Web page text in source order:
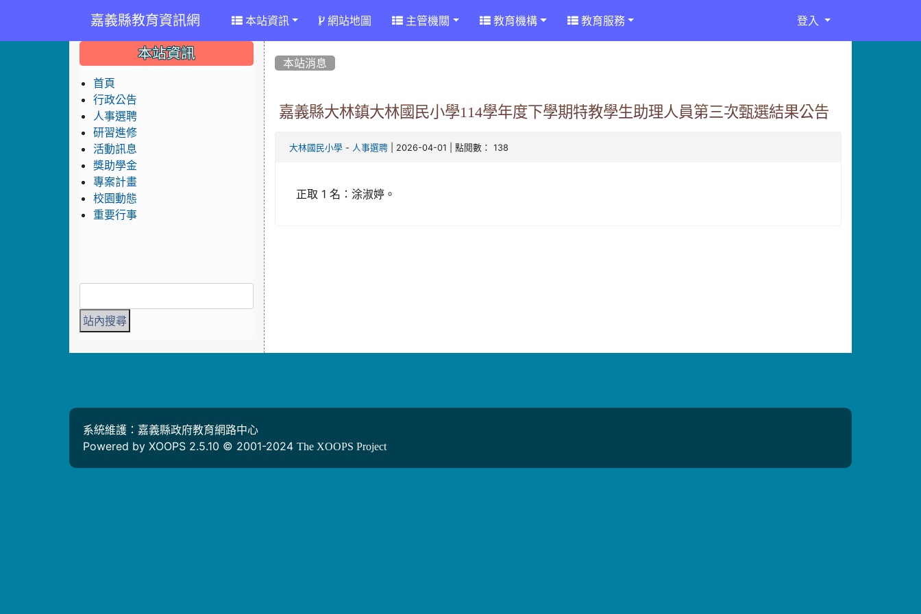
嘉義縣教育資訊網 本站資訊 網站地圖 主管機關 教育機構 教育服務 登入
本站消息
嘉義縣大林鎮大林國民小學114學年度下學期特教學生助理人員第三次甄選結果公告
大林國民小學 - 人事選聘 | 2026-04-01 | 點閱數： 138
正取 1 名：涂淑婷。
::: 本站資訊
首頁
行政公告
人事選聘
研習進修
活動訊息
獎助學金
專案計畫
校園動態
重要行事
系統維護：嘉義縣政府教育網路中心
Powered by XOOPS 2.5.10 © 2001-2024 The XOOPS Project